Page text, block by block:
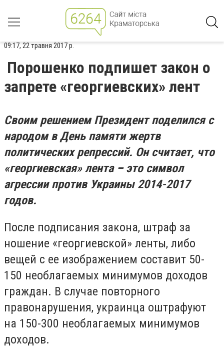
09:17, 22 травня 2017 р.
Порошенко подпишет закон о
запрете «георгиевских» лент
Своим решением Президент поделился с
народом в День памяти жертв
политических репрессий. Он считает, что
«георгиевская» лента – это символ
агрессии против Украины 2014-2017
годов.
После подписания закона, штраф за
ношение «георгиевской» ленты, либо
вещей с ее изображением составит 50-
150 необлагаемых минимумов доходов
граждан. В случае повторного
правонарушения, украинца оштрафуют
на 150-300 необлагаемых минимумов
доходов.